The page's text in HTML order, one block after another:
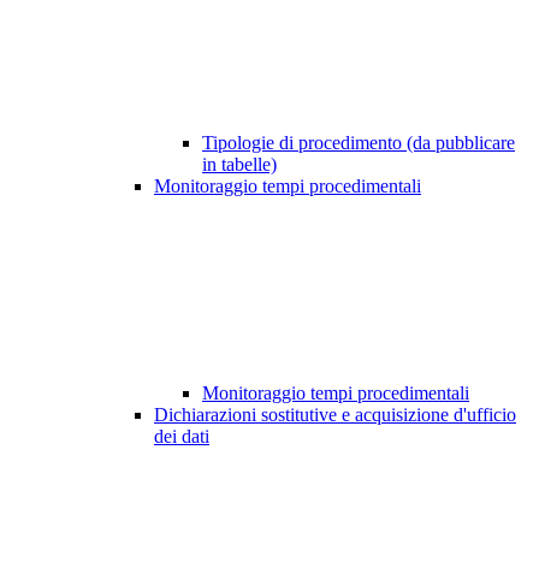
Tipologie di procedimento (da pubblicare
in tabelle)
Monitoraggio tempi procedimentali
Monitoraggio tempi procedimentali
Dichiarazioni sostitutive e acquisizione d'ufficio
dei dati